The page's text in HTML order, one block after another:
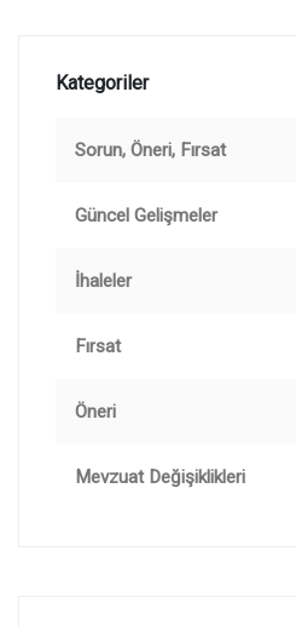
Kategoriler
Sorun, Öneri, Fırsat
Güncel Gelişmeler
İhaleler
Fırsat
Öneri
Mevzuat Değişiklikleri